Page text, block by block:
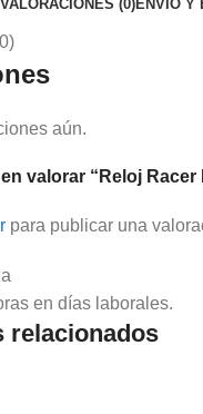
VALORACIONES (0)ENVÍO Y
aún.
valorar “Reloj Racer
para publicar una
en días laborales.
relacionados